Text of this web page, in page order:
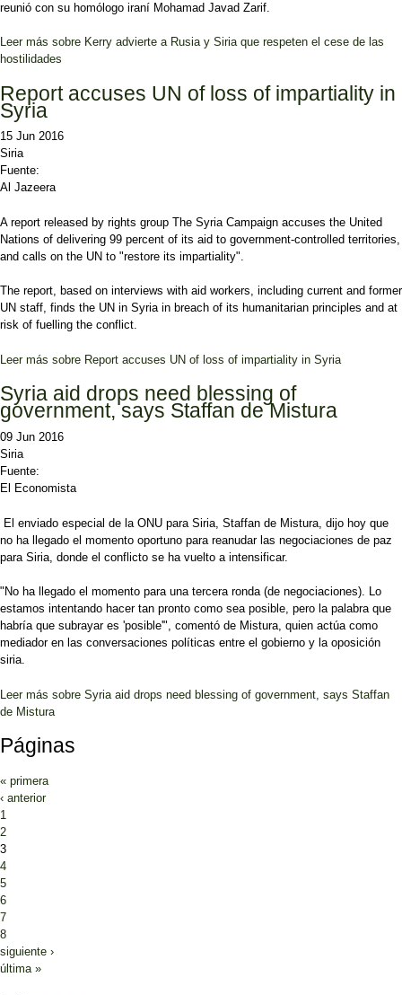
reunió con su homólogo iraní Mohamad Javad Zarif.
Leer más sobre Kerry advierte a Rusia y Siria que respeten el cese de las
hostilidades
Report accuses UN of loss of impartiality in
Syria
15 Jun 2016
Siria
Fuente:
Al Jazeera
A report released by rights group The Syria Campaign accuses the United
Nations of delivering 99 percent of its aid to government-controlled territories,
and calls on the UN to "restore its impartiality".
The report, based on interviews with aid workers, including current and former
UN staff, finds the UN in Syria in breach of its humanitarian principles and at
risk of fuelling the conflict.
Leer más sobre Report accuses UN of loss of impartiality in Syria
Syria aid drops need blessing of
government, says Staffan de Mistura
09 Jun 2016
Siria
Fuente:
El Economista
El enviado especial de la ONU para Siria, Staffan de Mistura, dijo hoy que
no ha llegado el momento oportuno para reanudar las negociaciones de paz
para Siria, donde el conflicto se ha vuelto a intensificar.
"No ha llegado el momento para una tercera ronda (de negociaciones). Lo
estamos intentando hacer tan pronto como sea posible, pero la palabra que
habría que subrayar es 'posible'", comentó de Mistura, quien actúa como
mediador en las conversaciones políticas entre el gobierno y la oposición
siria.
Leer más sobre Syria aid drops need blessing of government, says Staffan
de Mistura
Páginas
« primera
‹ anterior
1
2
3
4
5
6
7
8
siguiente ›
última »